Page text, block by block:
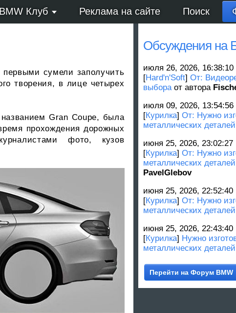
BMW Клуб Реклама на сайте Поиск
первыми сумели заполучить
творения, в лице четырех
Gran Coupe, была
прохождения дорожных
фото, кузов
Обсуждения на
июля 26, 2026, 16:38:10
[Hard'n'Soft] От:
выбораот автора
июля 09, 2026, 13:54:56
[Курилка] От: Нужно
металлических деталей
июня 25, 2026, 23:02:27
[Курилка] От: Нужно
металлических деталей
PavelGlebov
июня 25, 2026, 22:52:40
[Курилка] От: Нужно
металлических деталей
июня 25, 2026, 22:43:40
[Курилка] Нужно
металлических деталей
Перейти на Форум BMW